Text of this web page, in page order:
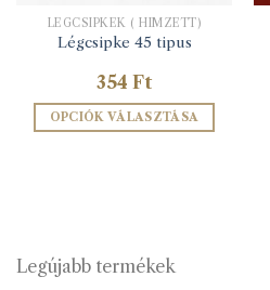
LÉGCSIPKÉK ( HÍMZETT)
Légcsipke 45 tipus
354 Ft
OPCIÓK VÁLASZTÁSA
van.
A
Legújabb termékek